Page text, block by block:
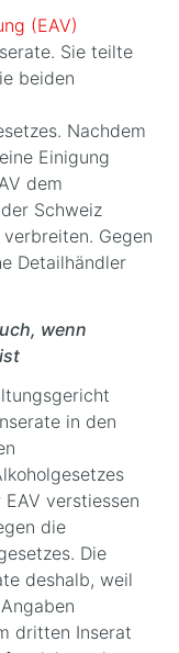
(EAV)
Sie teilte
beiden
Nachdem
Einigung
dem
Schweiz
Gegen
Detailhändler
wenn
in den
verstiessen
die
Die
deshalb, weil
dritten Inserat